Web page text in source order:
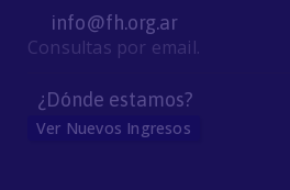
info@fh.org.ar
Consultas por email.
¿Dónde estamos?
Ver Nuevos Ingresos